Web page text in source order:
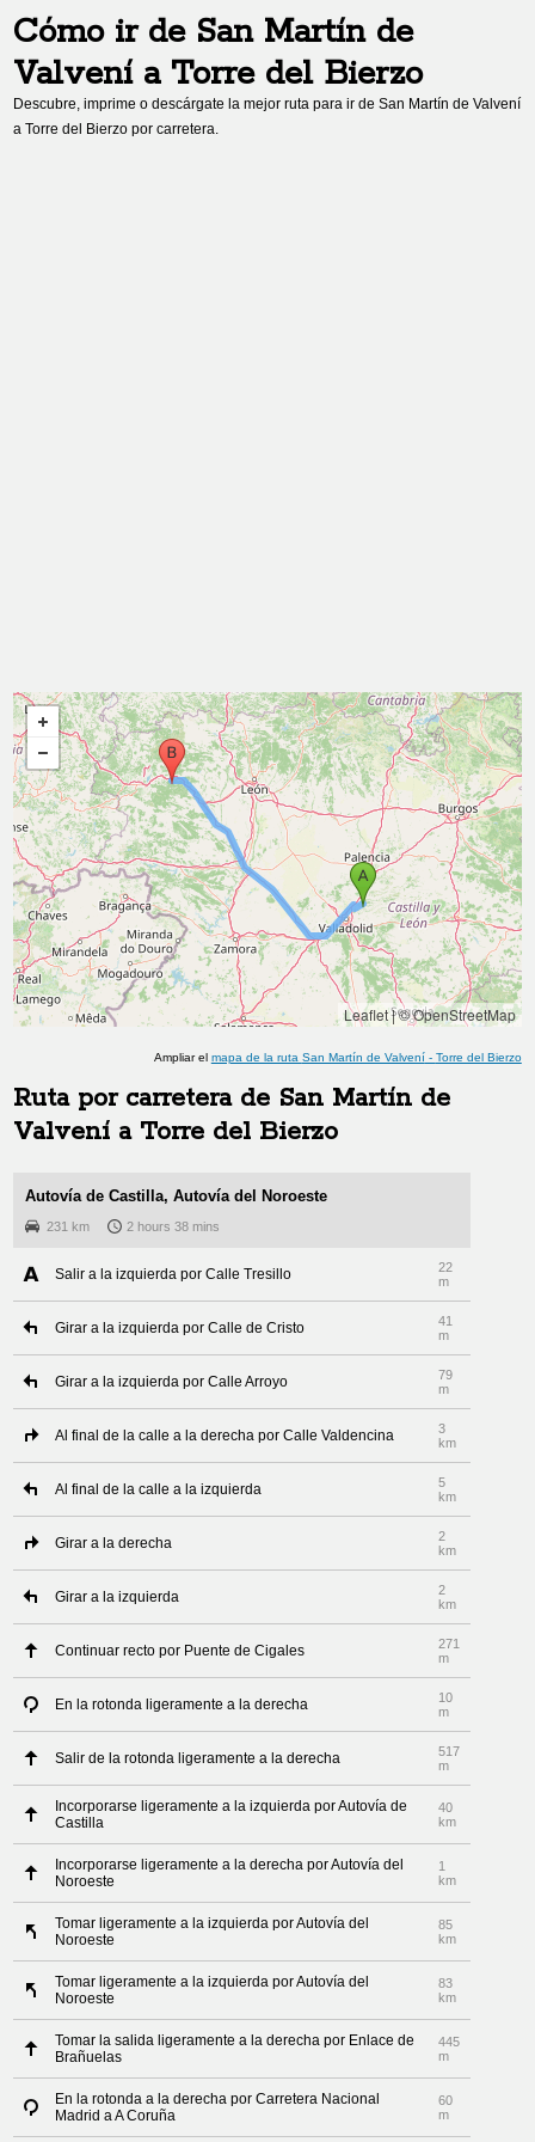
Cómo ir de San Martín de
Valvenía Torre del Bierzo
Descubre, imprime o descárgate la mejor ruta para ir deSan Martín de Valvení
aTorre del Bierzo por carretera.
Leaflet|© OpenStreetMap
Ampliar el mapa de la ruta San Martín de Valvení- Torre del Bierzo
Ruta por carretera de San Martín de
Valvení a Torre del Bierzo
Autovía de Castilla, Autovía del Noroeste
231 km 2 hours 38 mins
Salir a la izquierda por Calle Tresillo
22
m
Girar a la izquierda por Calle de Cristo
41
m
Girar a la izquierda por Calle Arroyo
79
m
Al final de la calle a la derecha por Calle Valdencina
3
km
Al final de la calle a la izquierda
5
km
Girar a la derecha
2
km
Girar a la izquierda
2
km
Continuar recto por Puente de Cigales
271
m
En la rotonda ligeramente a la derecha
10
m
Salir de la rotonda ligeramente a la derecha
517
m
Incorporarse ligeramente a la izquierda por Autovía de
Castilla
40
km
Incorporarse ligeramente a la derecha por Autovía del
Noroeste
1
km
Tomar ligeramente a la izquierda por Autovía del
Noroeste
85
km
Tomar ligeramente a la izquierda por Autovía del
Noroeste
83
km
Tomar la salida ligeramente a la derecha por Enlace de
Brañuelas
445
m
En la rotonda a la derecha por Carretera Nacional
Madrid a A Coruña
60
m